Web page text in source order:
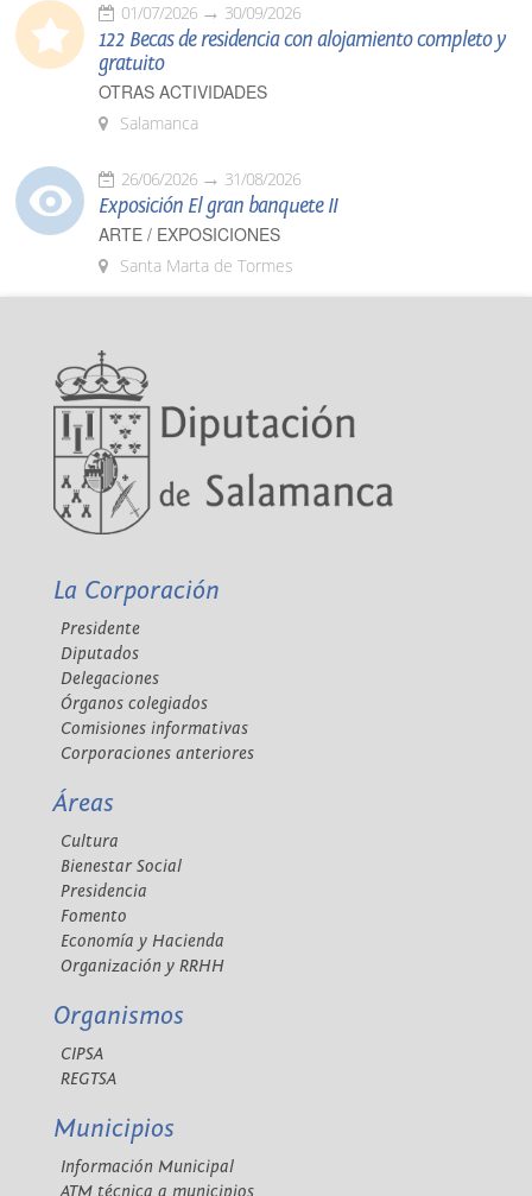
01/07/2026 30/09/2026
122 Becas de residencia con alojamiento completo y
gratuito
OTRAS ACTIVIDADES
Salamanca
26/06/2026 31/08/2026
Exposición El gran banquete II
ARTE / EXPOSICIONES
Santa Marta de Tormes
La Corporación
Presidente
Diputados
Delegaciones
Órganos colegiados
Comisiones informativas
Corporaciones anteriores
Áreas
Cultura
Bienestar Social
Presidencia
Fomento
Economía y Hacienda
Organización y RRHH
Organismos
CIPSA
REGTSA
Municipios
Información Municipal
ATM técnica a municipios